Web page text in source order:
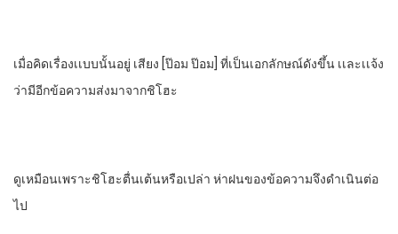
เมื่อคิดเรื่องเเบบนั้นอยู่​ เสียง​ [ป๊อม​ ป๊อม]​ ที่เป็น​เอกลักษณ์​ดังขึ้น​ เเละเเจ้ง
ว่ามีอีกข้อความส่งมาจากชิโฮะ
ดูเหมือนเพราะชิโฮะตื่นเต้นหรือเปล่า​ ห่าฝนของข้อความจึงดําเนินต่อ
ไป